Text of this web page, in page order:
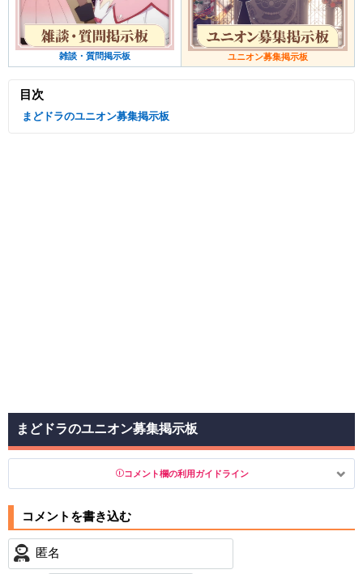
雑談・質問掲示板 ユニオン募集掲示板
目次
まどドラのユニオン募集掲示板
まどドラのユニオン募集掲示板
コメント欄の利用ガイドライン
以下の書き込みを禁止とし、場合によってはコメント削除や書き込
み制限を行う可能性がございます。 あらかじめご了承ください。
・公序良俗に反する投稿